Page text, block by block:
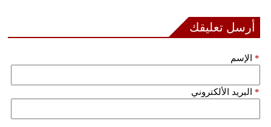
أرسل تعليقك
الإسم *
البريد الألكتروني *